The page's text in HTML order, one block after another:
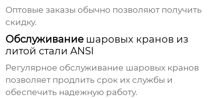
Оптовые заказы обычно позволяют получить
скидку.
Обслуживание шаровых кранов из
литой стали ANSI
Регулярное обслуживание шаровых кранов
позволяет продлить срок их службы и
обеспечить надежную работу.